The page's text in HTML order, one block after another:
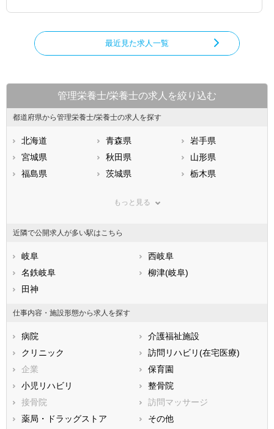
最近見た求人一覧
管理栄養士/栄養士の求人を絞り込む
都道府県から管理栄養士/栄養士の求人を探す
北海道 青森県
岩手県
宮城県
秋田県
山形県
福島県
茨城県
栃木県
神奈川県
石川県
福井県
静岡県
滋賀県
兵庫県
香川県
高知県
福岡県
長崎県
熊本県
鹿児島県
もっと見る
近隣で公開求人が多い駅はこちら
岐阜
西岐阜
名鉄岐阜
柳津(岐阜)
田神
仕事内容・施設形態から求人を探す
病院
介護福祉施設
クリニック
訪問リハビリ(在宅医療)
企業
保育園
小児リハビリ
整骨院
接骨院
訪問マッサージ
薬局・ドラッグストア
その他